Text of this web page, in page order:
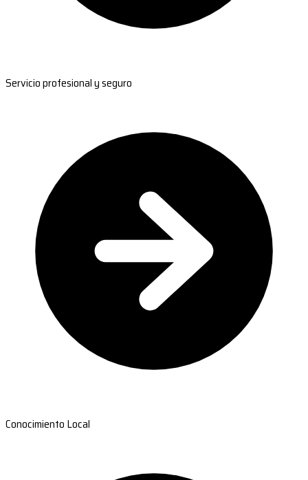
Servicio profesional y seguro
Conocimiento Local